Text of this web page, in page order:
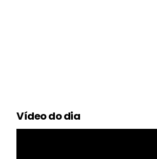
Vídeo do dia